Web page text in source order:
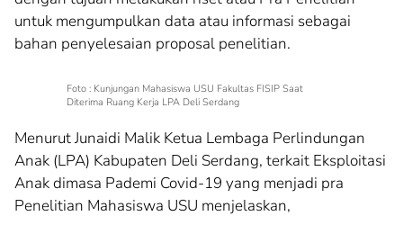
untuk mengumpulkan data atau informasi sebagai
bahan penyelesaian proposal penelitian.
Foto : Kunjungan Mahasiswa USU Fakultas FISIP Saat
Diterima Ruang Kerja LPA Deli Serdang
Menurut Junaidi Malik Ketua Lembaga Perlindungan
Anak (LPA) Kabupaten Deli Serdang, terkait Eksploitasi
Anak dimasa Pademi Covid-19 yang menjadi pra
Penelitian Mahasiswa USU menjelaskan,